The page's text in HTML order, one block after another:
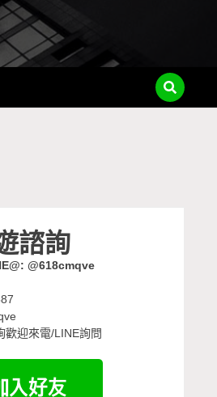
諮詢
@618cmqve
迎來電/LINE詢問